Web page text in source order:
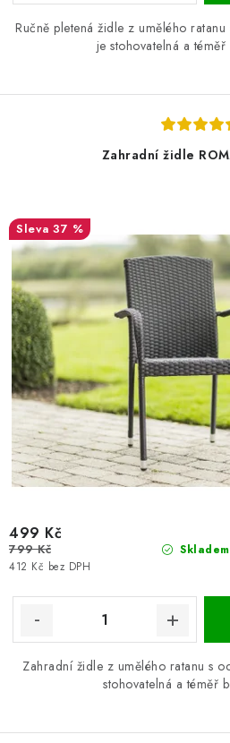
Ručně pletená židle z umělého
je stohovatelná a
Zahradní židle
37 %
Skladem
412 Kč bez DPH
499 Kč
799 Kč
Zahradní židle z umělého ratanu s
stohovatelná a téměř